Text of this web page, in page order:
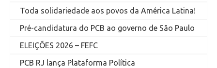
Toda solidariedade aos povos da América Latina!
Pré-candidatura do PCB ao governo de São Paulo
ELEIÇÕES 2026 – FEFC
PCB RJ lança Plataforma Política